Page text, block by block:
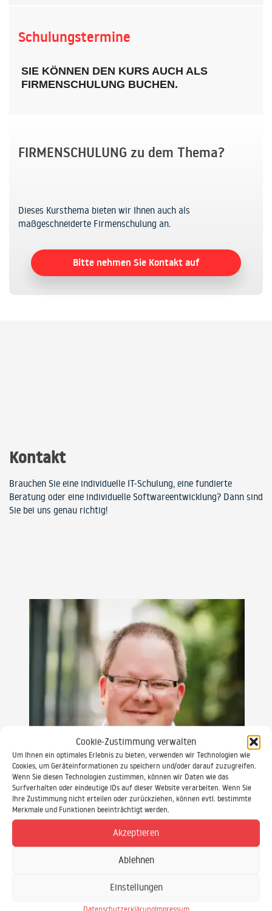
Cookie-Zustimmung verwalten
Um Ihnen ein optimales Erlebnis zu bieten, verwenden wir Technologien wie
Cookies, um Geräteinformationen zu speichern und/oder darauf zuzugreifen.
Wenn Sie diesen Technologien zustimmen, können wir Daten wie das
Surfverhalten oder eindeutige IDs auf dieser Website verarbeiten. Wenn Sie
Ihre Zustimmung nicht erteilen oder zurückziehen, können evtl. bestimmte
Merkmale und Funktionen beeinträchtigt werden.
Akzeptieren
Ablehnen
Einstellungen
DatenschutzerklärungImpressum
Schulungstermine
SIE KÖNNEN DEN KURS AUCH ALS
FIRMENSCHULUNG BUCHEN.
FIRMENSCHULUNG zu dem Thema?
Dieses Kursthema bieten wir Ihnen auch als
maßgeschneiderte Firmenschulung an.
Bitte nehmen Sie Kontakt auf
Kontakt
Brauchen Sie eine individuelle IT-Schulung, eine fundierte
Beratung oder eine individuelle Softwareentwicklung? Dann sind
Sie bei uns genau richtig!
Daniel Ewald
Sekretariat & Seminar-Betreuung
0521 / 20889 30